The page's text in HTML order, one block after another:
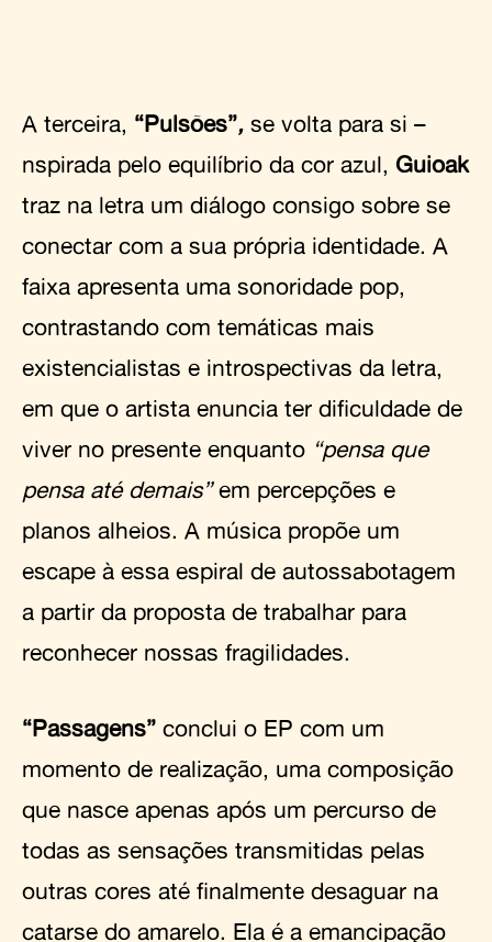
A terceira, “Pulsões”, se volta para si –
nspirada pelo equilíbrio da cor azul, Guioak
traz na letra um diálogo consigo sobre se
conectar com a sua própria identidade. A
faixa apresenta uma sonoridade pop,
contrastando com temáticas mais
existencialistas e introspectivas da letra,
em que o artista enuncia ter dificuldade de
viver no presente enquanto “pensa que
pensa até demais”em percepções e
planos alheios. A música propõe um
escape à essa espiral de autossabotagem
a partir da proposta de trabalhar para
reconhecer nossas fragilidades.
“Passagens” conclui o EP com um
momento de realização, uma composição
que nasce apenas após um percurso de
todas as sensações transmitidas pelas
outras cores até finalmente desaguar na
catarse do amarelo. Ela é a emancipação